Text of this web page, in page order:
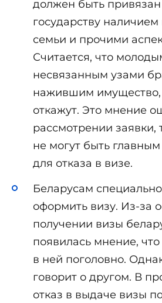
должен быть
государству
семьи и прочими
Считается, что
несвязанным узами
нажившим имущество,
откажут. Это мнение
рассмотрении заявки,
не могут быть
для отказа в визе.
Беларусам
оформить визу. Из-за
получении визы
появилась мнение,
в ней поголовно.
говорит о другом. В
отказ в выдаче визы